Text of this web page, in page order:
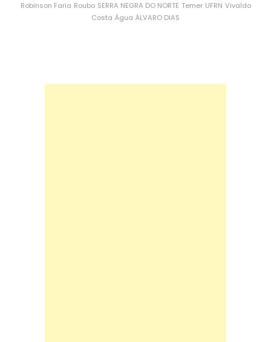
Robinson Faria Roubo SERRA NEGRA DO NORTE Temer UFRN Vivaldo
Costa Água ÁLVARO DIAS